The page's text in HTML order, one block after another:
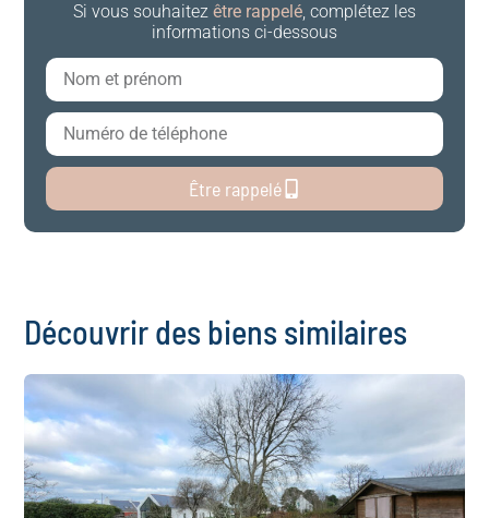
Si vous souhaitez être rappelé, complétez les
informations ci-dessous
Être rappelé
Découvrir des biens similaires